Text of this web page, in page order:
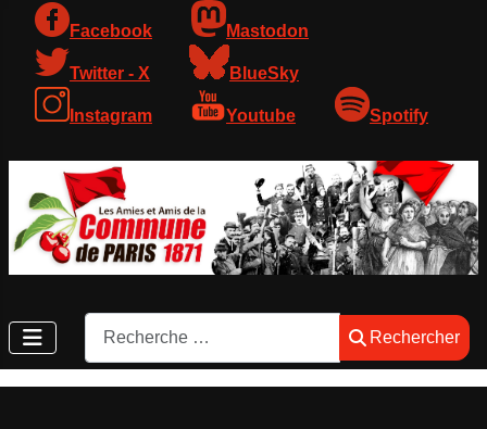
Facebook Mastodon
Twitter - X BlueSky
Instagram Youtube Spotify
Rechercher
Rechercher